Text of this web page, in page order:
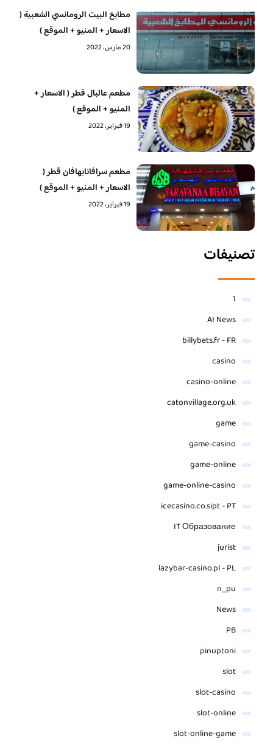
مطابخ البيت الرومانسي الشعبية (
الاسعار + المنيو + الموقع )
20 مارس، 2022
مطعم عالبال قطر ( الاسعار +
المنيو + الموقع )
19 فبراير، 2022
مطعم سرافانابهافان قطر (
الاسعار + المنيو + الموقع )
19 فبراير، 2022
تصنيفات
1
AI News
billybets.fr - FR
casino
casino-online
catonvillage.org.uk
game
game-casino
game-online
game-online-casino
icecasino.co.sipt - PT
IT Образование
jurist
lazybar-casino.pl - PL
n_pu
News
PB
pinuptoni
slot
slot-casino
slot-online
slot-online-game